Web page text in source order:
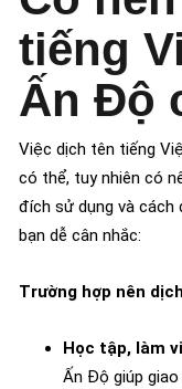
tiếng
Ấn Độ
Việc dịch tên tiếng
có thể, tuy nhiên có
đích sử dụng và cách
bạn dễ cân nhắc:
Trường hợp nên
Học tập, làm
Ấn Độ giúp